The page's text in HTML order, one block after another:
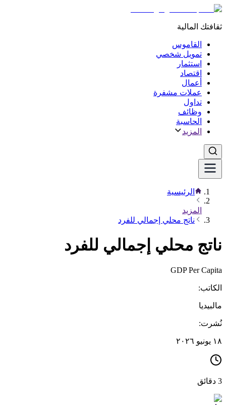
ثقافتك المالية
القاموس
تمويل شخصي
استثمار
اقتصاد
أعمال
عملات مشفرة
تداول
وظائف
الحاسبة
المزيد
الرئيسية
المزيد
ناتج محلي إجمالي للفرد
ناتج محلي إجمالي للفرد
GDP Per Capita
الكاتب:
مالبيديا
نُشرت:
١٨ يونيو ٢٠٢٦
3 دقائق